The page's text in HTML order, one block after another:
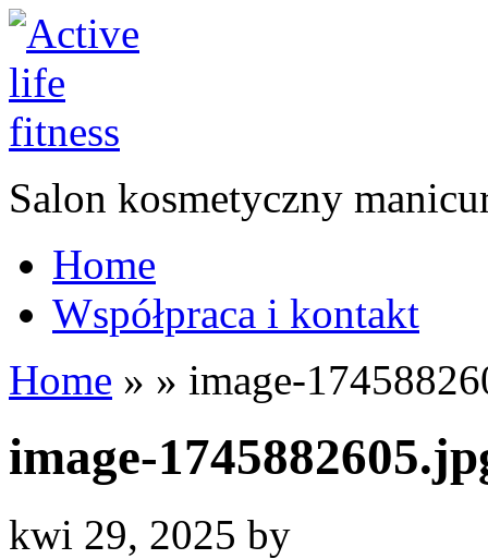
Salon kosmetyczny
Home
Współpraca i kontakt
Home » » image-
image-
kwi 29, 2025 by